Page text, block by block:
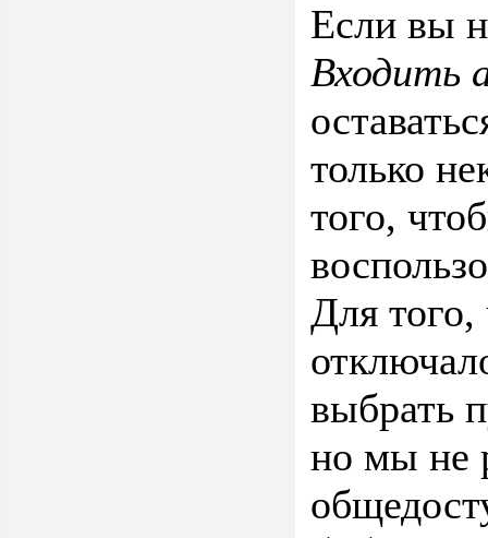
Если вы
Входить
только
того,
Для того,
выбрать
но мы не